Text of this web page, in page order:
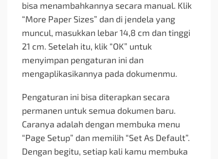
bisa menambahkannya secara manual. Klik
“More Paper Sizes” dan di jendela yang
muncul, masukkan lebar 14,8 cm dan tinggi
21 cm. Setelah itu, klik “OK” untuk
menyimpan pengaturan ini dan
mengaplikasikannya pada dokumenmu.
Pengaturan ini bisa diterapkan secara
permanen untuk semua dokumen baru.
Caranya adalah dengan membuka menu
“Page Setup” dan memilih “Set As Default”.
Dengan begitu, setiap kali kamu membuka